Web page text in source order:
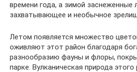
времени года, а зимой заснеженные
захватывающее и необычное
Летом появляется множество
оживляют этот район благодаря
разнообразию фауны и флоры,
парке. Вулканическая природа